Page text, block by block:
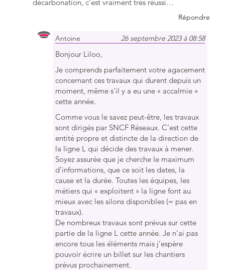
décarbonation, c’est vraiment très réussi…
Répondre
Antoine 26 septembre 2023 à 08:58
Bonjour Liloo,
Je comprends parfaitement votre agacement
concernant ces travaux qui durent depuis un
moment, même s’il y a eu une « accalmie »
cette année.
Comme vous le savez peut-être, les travaux
sont dirigés par SNCF Réseaux. C’est cette
entité propre et distincte de la direction de
la ligne L qui décide des travaux à mener.
Soyez assurée que je cherche le maximum
d’informations, que ce soit les dates, la
cause et la durée. Toutes les équipes, les
métiers qui « exploitent » la ligne font au
mieux avec les silons disponibles (= pas en
travaux).
De nombreux travaux sont prévus sur cette
partie de la ligne L cette année. Je n’ai pas
encore tous les éléments mais j’espère
pouvoir écrire un billet sur les chantiers
prévus prochainement.